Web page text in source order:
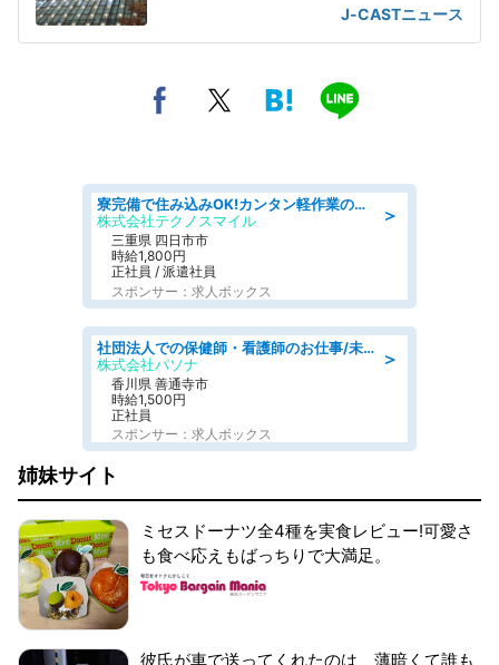
J-CASTニュース
＞
寮完備で住み込みOK!カンタン軽作業のお仕事 denso aichi
株式会社テクノスマイル
三重県 四日市市
時給1,800円
正社員 / 派遣社員
スポンサー：求人ボックス
＞
社団法人での保健師・看護師のお仕事/未経験OK/要資格:普通免許、保健師、正看護師
株式会社パソナ
香川県 善通寺市
時給1,500円
正社員
スポンサー：求人ボックス
姉妹サイト
ミセスドーナツ全4種を実食レビュー!可愛さ
も食べ応えもばっちりで大満足。
彼氏が車で送ってくれたのは、薄暗くて誰も